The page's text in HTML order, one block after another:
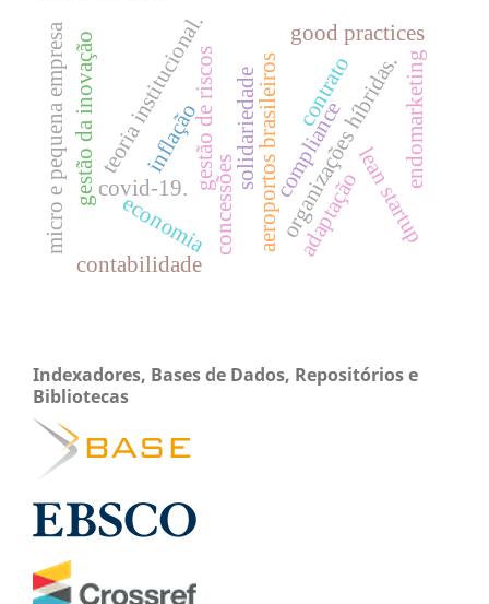
covid-19. concessões aeroportos brasileirosorganizações híbridas.
teoria institucional.
gestão de riscos compliancelean startup
gestão da inovação
micro e pequena empresa adaptação
solidariedade
economia
endomarketing
contabilidade
good practices
contrato
inflação
Indexadores, Bases de Dados, Repositórios e
Bibliotecas